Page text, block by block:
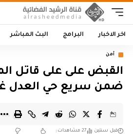
اخر الاخبار البرامج البث المباشر
أمن
القبض على على قاتل
ضمن سريع حي العدل
قبل سنتين 27 مشاهدات